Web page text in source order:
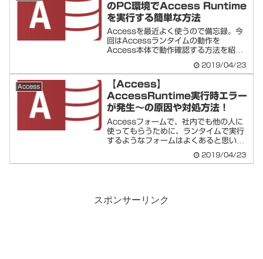
のPC環境でAccess Runtime
を実行する簡単な方法
Accessを最近よく使うので備忘録。今
回はAccessランタイムの動作を
Access本体で動作確認する方法を紹
2019/04/23
Access
【Access】
AccessRuntime実行時エラー
が発生～の原因や対処方法！
Accessフォームで、社内でも他の人に
使ってもらうために、ランタイムで実行
するようなフォームはよくあると思いま
2019/04/23
スポンサーリンク